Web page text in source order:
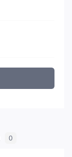
0